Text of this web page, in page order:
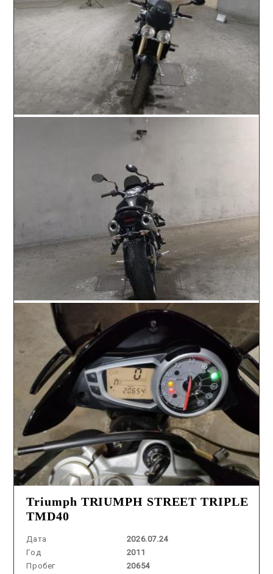
Triumph TRIUMPH STREET TRIPLE
TMD40
Дата
2026.07.24
Год
2011
Пробег
20654